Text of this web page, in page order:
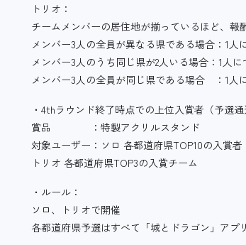
トリオ：
チームメンバーの居住地が揃っているほど、報
メンバー3人の全員が異なる県である場合：1人
メンバー3人のうち同じ県が2人いる場合：1人
メンバー3人の全員が同じ県である場合 ：1人
・4thラウンド終了時点での上位入賞者（予選通
賞品 ：特製アクリルスタンド
対象ユーザー：ソロ 各都道府県TOP10の入賞者
トリオ 各都道府県TOP3の入賞チーム
・ルール：
ソロ、トリオで開催
各都道府県予選はすべて「城とドラゴン」アプ